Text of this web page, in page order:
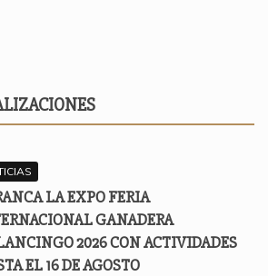
LA EXPO FERIA
GANADERA
2026 CON ACTIVIDADES
EL 16 DE AGOSTO